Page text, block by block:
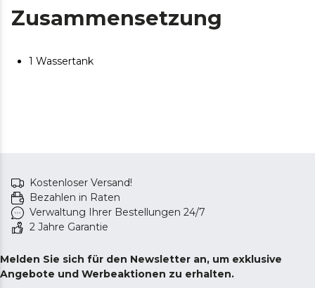
Zusammensetzung
1 Wassertank
Kostenloser Versand!
Bezahlen in Raten
Verwaltung Ihrer Bestellungen 24/7
2 Jahre Garantie
Melden Sie sich für den Newsletter an, um exklusive
Angebote und Werbeaktionen zu erhalten.